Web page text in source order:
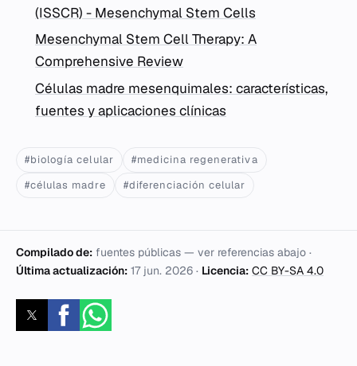
(ISSCR) - Mesenchymal Stem Cells
Mesenchymal Stem Cell Therapy: A
Comprehensive Review
Células madre mesenquimales: características,
fuentes y aplicaciones clínicas
#biología celular
#medicina regenerativa
#células madre
#diferenciación celular
Compilado de: fuentes públicas — ver referencias abajo ·
Última actualización: 17 jun. 2026 · Licencia: CC BY-SA 4.0